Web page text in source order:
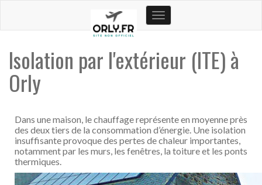
Toggle
navigation
Isolation par l'extérieur (ITE) à
Orly
Dans une maison, le chauffage représente en moyenne près
des deux tiers de la consommation d’énergie. Une isolation
insuffisante provoque des pertes de chaleur importantes,
notamment par les murs, les fenêtres, la toiture et les ponts
thermiques.